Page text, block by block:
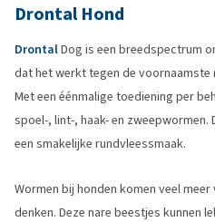
Drontal Hond
DrontalDog is een breedspectrum
dat het werkt tegen de voornaamste
Met een éénmalige toediening per
spoel-, lint-, haak- en
een smakelijke rundvleessmaak.
Wormen bij honden komen veel
denken. Deze nare beestjes kunnen